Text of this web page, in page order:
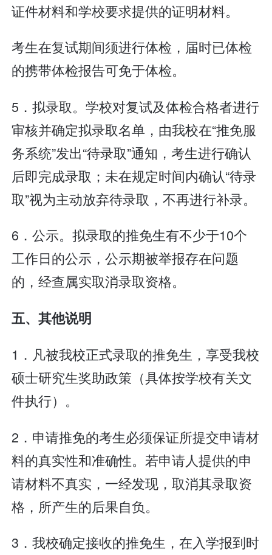
证件材料和学校要求提供的证明材料。
考生在复试期间须进行体检，届时已体检
的携带体检报告可免于体检。
5．拟录取。学校对复试及体检合格者进行
审核并确定拟录取名单，由我校在“推免服
务系统”发出“待录取”通知，考生进行确认
后即完成录取；未在规定时间内确认“待录
取”视为主动放弃待录取，不再进行补录。
6．公示。拟录取的推免生有不少于10个
工作日的公示，公示期被举报存在问题
的，经查属实取消录取资格。
五、其他说明
1．凡被我校正式录取的推免生，享受我校
硕士研究生奖助政策（具体按学校有关文
件执行）。
2．申请推免的考生必须保证所提交申请材
料的真实性和准确性。若申请人提供的申
请材料不真实，一经发现，取消其录取资
格，所产生的后果自负。
3．我校确定接收的推免生，在入学报到时